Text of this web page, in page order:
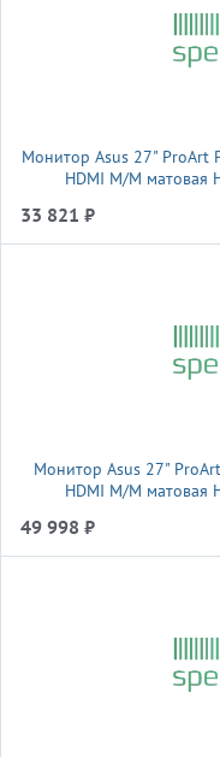
Монитор Asus 27" ProArt
HDMI M/M матовая
33 821 ₽
Монитор Asus 27"
HDMI M/M матовая
49 998 ₽